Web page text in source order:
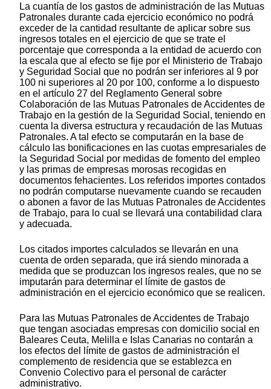
La cuantía de los gastos de administración de las Mutuas
Patronales durante cada ejercicio económico no podrá
exceder de la cantidad resultante de aplicar sobre sus
ingresos totales en el ejercicio de que se trate el
porcentaje que corresponda a la entidad de acuerdo con
la escala que al efecto se fije por el Ministerio de Trabajo
y Seguridad Social que no podrán ser inferiores al 9 por
100 ni superiores al 20 por 100, conforme a lo dispuesto
en el artículo 27 del Reglamento General sobre
Colaboración de las Mutuas Patronales de Accidentes de
Trabajo en la gestión de la Seguridad Social, teniendo en
cuenta la diversa estructura y recaudación de las Mutuas
Patronales. A tal efecto se computarán en la base de
cálculo las bonificaciones en las cuotas empresariales de
la Seguridad Social por medidas de fomento del empleo
y las primas de empresas morosas recogidas en
documentos fehacientes. Los referidos importes contados
no podrán computarse nuevamente cuando se recauden
o abonen a favor de las Mutuas Patronales de Accidentes
de Trabajo, para lo cual se llevará una contabilidad clara
y adecuada.
Los citados importes calculados se llevarán en una
cuenta de orden separada, que irá siendo minorada a
medida que se produzcan los ingresos reales, que no se
imputarán para determinar el límite de gastos de
administración en el ejercicio económico que se realicen.
Para las Mutuas Patronales de Accidentes de Trabajo
que tengan asociadas empresas con domicilio social en
Baleares Ceuta, Melilla e Islas Canarias no contarán a
los efectos del límite de gastos de administración el
complemento de residencia que se establezca en
Convenio Colectivo para el personal de carácter
administrativo.